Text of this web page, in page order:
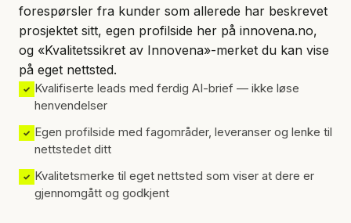
forespørsler fra kunder som allerede har beskrevet
prosjektet sitt, egen profilside her på innovena.no,
og «Kvalitetssikret av Innovena»-merket du kan vise
på eget nettsted.
✓ Kvalifiserte leads med ferdig AI-brief — ikke løse
henvendelser
✓ Egen profilside med fagområder, leveranser og lenke til
nettstedet ditt
✓ Kvalitetsmerke til eget nettsted som viser at dere er
gjennomgått og godkjent